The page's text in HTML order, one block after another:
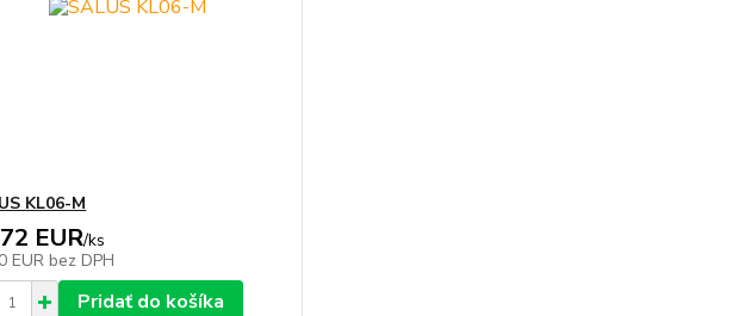
KL06-M
EUR/ks
EUR bez DPH
Pridať do košíka